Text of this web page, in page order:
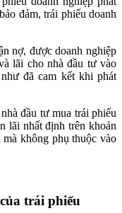
đảm, trái phiếu doanh
nợ, được doanh nghiệp
lãi cho nhà đầu tư vào
đã cam kết khi phát
đầu tư mua trái phiếu
lãi nhất định trên khoản
không phụ thuộc vào
trái phiếu